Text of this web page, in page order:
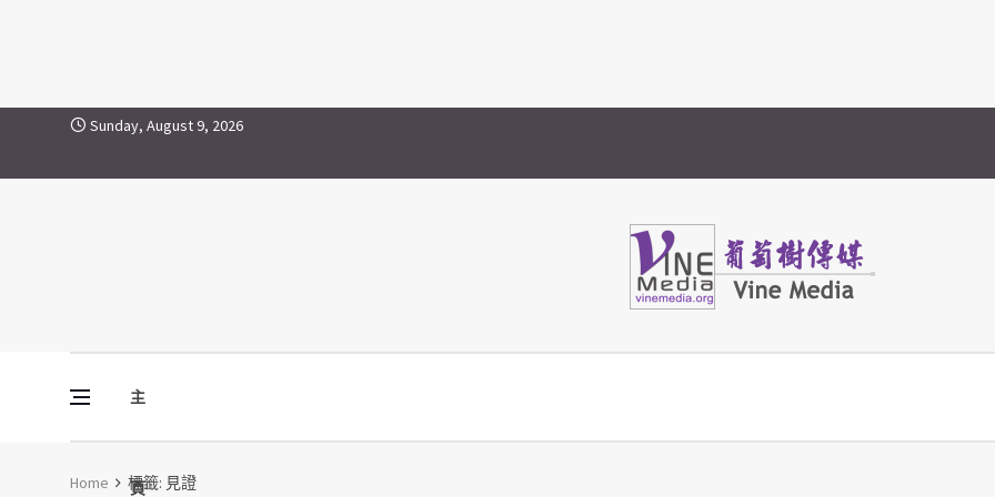
Skip to contentSunday, August 9, 2026
主
頁
Vine Media
葡萄樹傳媒
Home 標籤: 見證